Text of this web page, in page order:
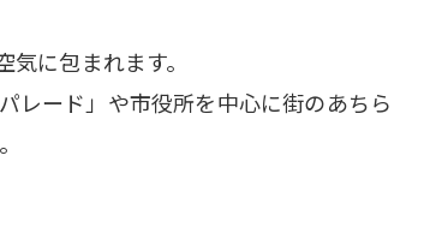
に包まれます。
レード」や市役所を中心に街のあちら